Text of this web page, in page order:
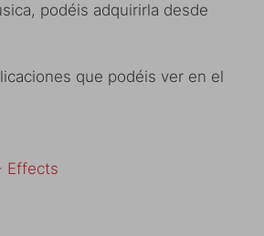
podéis adquirirla desde
que podéis ver en el
Effects